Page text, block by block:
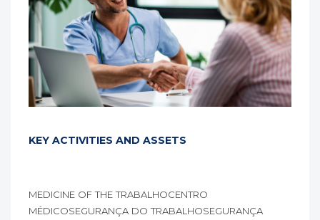
KEY ACTIVITIES AND ASSETS
MEDICINE OF THE TRABALHOCENTRO
MÉDICOSEGURANÇA DO TRABALHOSEGURANÇA